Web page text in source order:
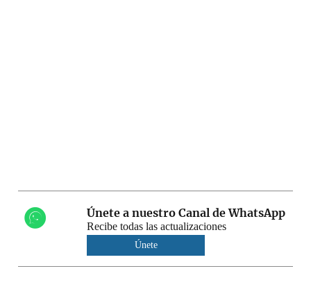
Únete a nuestro Canal de WhatsApp
Recibe todas las actualizaciones
Únete